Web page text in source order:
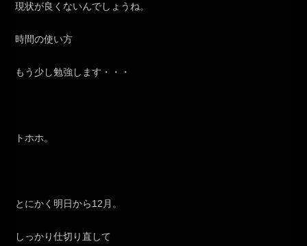
現状が良くないんでしょうね。
時間の使い方
もう少し勉強します・・・
トホホ。
とにかく明日から12月。
しっかり仕切り直して